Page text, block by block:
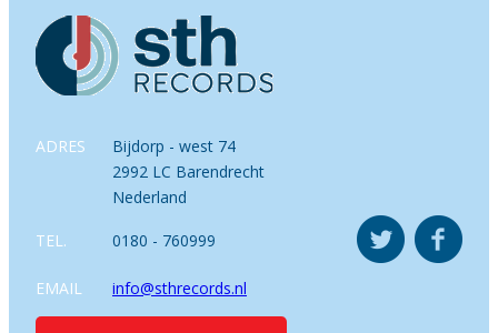
ADRES
Bijdorp - west 74
2992 LC Barendrecht
Nederland
TEL. 0180 - 760999
EMAIL info@sthrecords.nl